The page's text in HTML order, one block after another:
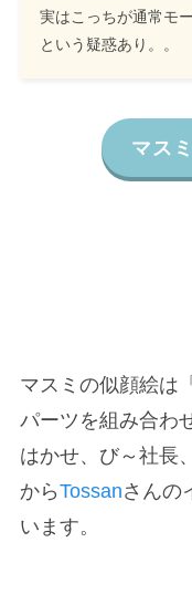
実はこっちが通常モ
という疑惑あり。。
マス
マスミの似顔絵は「
パーツを組み合わ
はかせ、び～社長
からTossanさんの
います。